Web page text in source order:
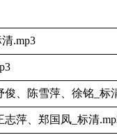
.mp3
、陈雪萍、徐铭_标
萍、郑国凤_标清